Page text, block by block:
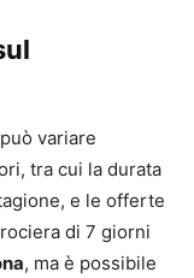
variare
tra cui la durata
e le offerte
di 7 giorni
, ma è possibile